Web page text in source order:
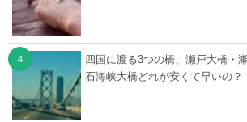
四国に渡る3つの橋、瀬戸大橋・
石海峡大橋どれが安くて早いの？